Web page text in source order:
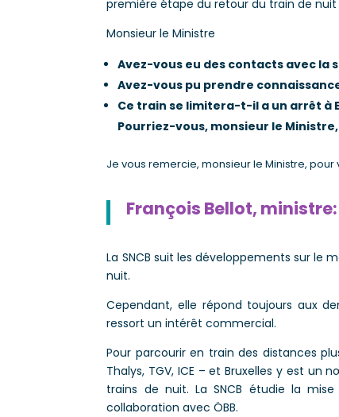
première étape du retour du train de nuit
Monsieur le Ministre
Avez-vous eu des contacts avec la
Avez-vous pu prendre
Ce train se limitera-t-il a un arrêt à
Pourriez-vous, monsieur le
Je vous remercie, monsieur le Ministre,
François Bellot, ministre:
La SNCB suit les développements sur le
nuit.
Cependant, elle répond toujours aux
ressort un intérêt commercial.
Pour parcourir en train des distances
Thalys, TGV, ICE – et Bruxelles y est un
trains de nuit. La SNCB étudie la
collaboration avec ÖBB.